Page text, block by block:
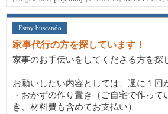
Estoy buscando
家事代行の方を探しています！
家事のお手伝いをしてくださる方を探
お願いしたい内容としては、週に１回
・おかずの作り置き（ご自宅で作って
き、材料費も含めてお支払い）